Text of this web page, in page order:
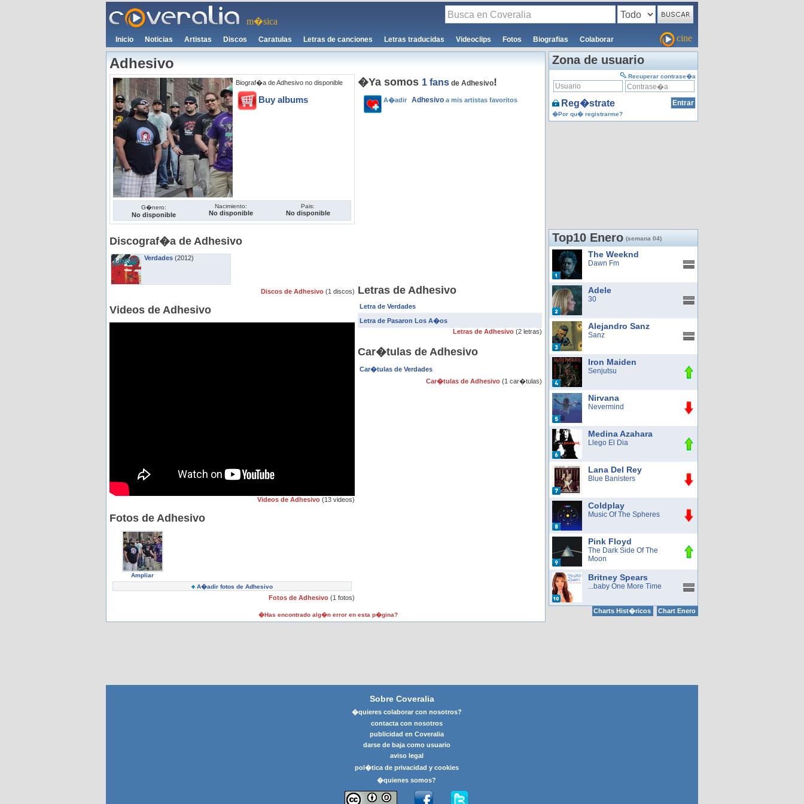
m�sica
Inicio Noticias Artistas Discos Caratulas Letras de canciones Letras traducidas Videoclips Fotos Biografias Colaborar cine
Adhesivo
Biograf�a de Adhesivo no disponible
Buy albums
G�nero:
No disponible
Nacimiento:
No disponible
Pais:
No disponible
Discograf�a de Adhesivo
Verdades (2012)
Discos de Adhesivo (1 discos)
Videos de Adhesivo
Videos de Adhesivo (13 videos)
Fotos de Adhesivo
Ampliar
A�adir fotos de Adhesivo
Fotos de Adhesivo (1 fotos)
�Ya somos 1 fans de Adhesivo!
A�adir Adhesivo a mis artistas favoritos
Letras de Adhesivo
Letra de Verdades
Letra de Pasaron Los A�os
Letras de Adhesivo (2 letras)
Car�tulas de Adhesivo
Car�tulas de Verdades
Car�tulas de Adhesivo (1 car�tulas)
�Has encontrado alg�n error en esta p�gina?
Zona de usuario
Recuperar contrase�a
Reg�strate
�Por qu� registrarme?
Top10 Enero (semana 04)
The Weeknd
Dawn Fm
Adele
30
Alejandro Sanz
Sanz
Iron Maiden
Senjutsu
Nirvana
Nevermind
Medina Azahara
Llego El Dia
Lana Del Rey
Blue Banisters
Coldplay
Music Of The Spheres
Pink Floyd
The Dark Side Of The
Moon
Britney Spears
...baby One More Time
Charts Hist�ricos Chart Enero
Sobre Coveralia
�quieres colaborar con nosotros?
contacta con nosotros
publicidad en Coveralia
darse de baja como usuario
aviso legal
pol�tica de privacidad y cookies
�quienes somos?